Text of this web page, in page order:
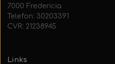
7000 Fredericia
Telefon: 30203391
CVR: 21238945
Links